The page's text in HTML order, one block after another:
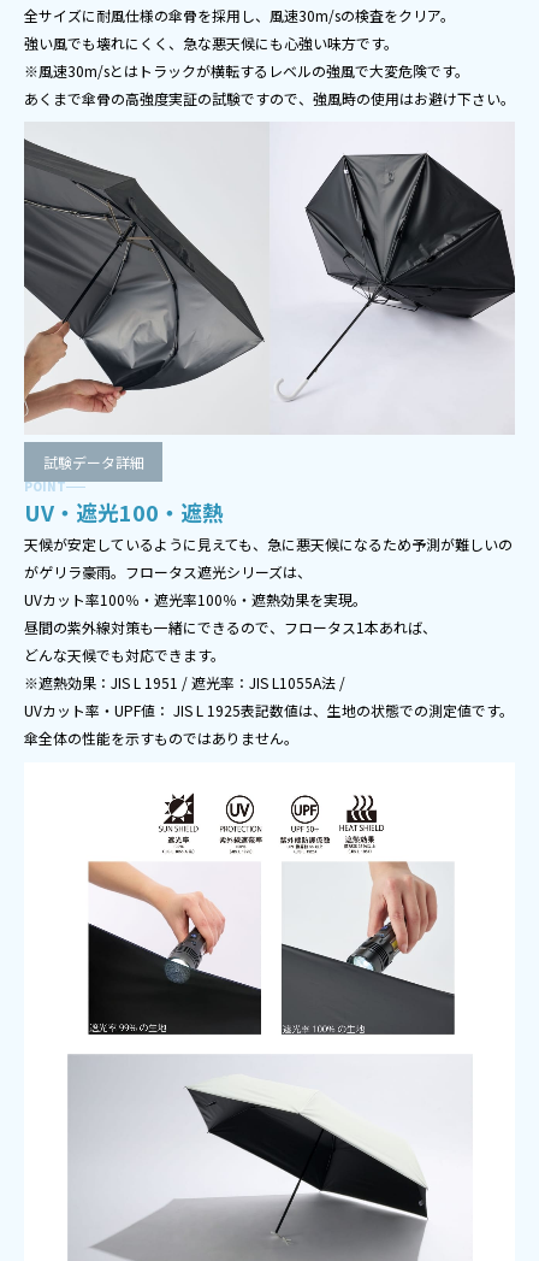
全サイズに耐風仕様の傘骨を採用し、風速30m/sの検査をクリア。
強い風でも壊れにくく、急な悪天候にも心強い味方です。
※風速30m/sとはトラックが横転するレベルの強風で大変危険です。
あくまで傘骨の高強度実証の試験ですので、強風時の使用はお避け下さい。
試験データ詳細
POINT
UV・遮光100・遮熱
天候が安定しているように見えても、急に悪天候になるため予測が難しいの
がゲリラ豪雨。フロータス遮光シリーズは、
UVカット率100％・遮光率100％・遮熱効果を実現。
昼間の紫外線対策も一緒にできるので、フロータス1本あれば、
どんな天候でも対応できます。
※遮熱効果：JIS L 1951 / 遮光率：JIS L1055A法 /
UVカット率・UPF値： JIS L 1925表記数値は、生地の状態での測定値です。
傘全体の性能を示すものではありません。